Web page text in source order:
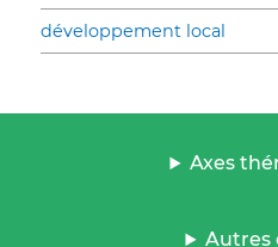
développement local
Axes
Autres